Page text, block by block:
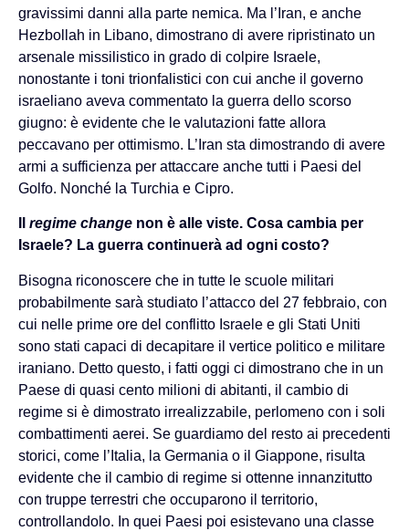
gravissimi danni alla parte nemica. Ma l’Iran, e anche
Hezbollah in Libano, dimostrano di avere ripristinato un
arsenale missilistico in grado di colpire Israele,
nonostante i toni trionfalistici con cui anche il governo
israeliano aveva commentato la guerra dello scorso
giugno: è evidente che le valutazioni fatte allora
peccavano per ottimismo. L’Iran sta dimostrando di avere
armi a sufficienza per attaccare anche tutti i Paesi del
Golfo. Nonché la Turchia e Cipro.
regime change non è alle viste. Cosa cambia per
Israele? La guerra continuerà ad ogni costo?
Bisogna riconoscere che in tutte le scuole militari
probabilmente sarà studiato l’attacco del 27 febbraio, con
cui nelle prime ore del conflitto Israele e gli Stati Uniti
sono stati capaci di decapitare il vertice politico e militare
iraniano. Detto questo, i fatti oggi ci dimostrano che in un
Paese di quasi cento milioni di abitanti, il cambio di
regime si è dimostrato irrealizzabile, perlomeno con i soli
combattimenti aerei. Se guardiamo del resto ai precedenti
storici, come l’Italia, la Germania o il Giappone, risulta
evidente che il cambio di regime si ottenne innanzitutto
con truppe terrestri che occuparono il territorio,
controllandolo. In quei Paesi poi esistevano una classe